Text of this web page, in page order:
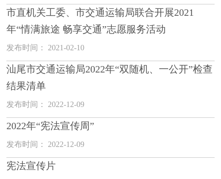
市直机关工委、市交通运输局联合开展2021
年“情满旅途 畅享交通”志愿服务活动
发布时间： 2021-02-10
汕尾市交通运输局2022年“双随机、一公开”检查
结果清单
发布时间： 2022-12-09
2022年“宪法宣传周”
发布时间： 2022-12-09
宪法宣传片